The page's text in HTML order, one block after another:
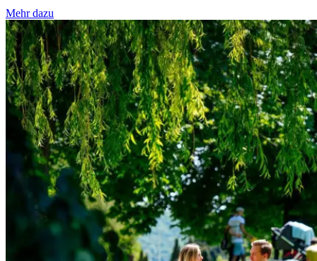
Mehr dazu